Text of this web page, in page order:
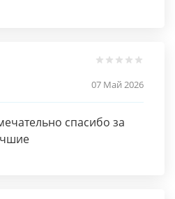
07 Май 2026
спасибо за